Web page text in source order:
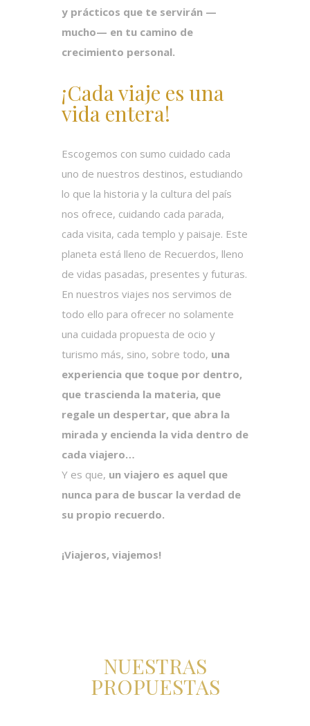
y prácticos que te servirán —
mucho— en tu camino de
crecimiento personal.
¡Cada viaje es una
vida entera!
Escogemos con sumo cuidado cada
uno de nuestros destinos, estudiando
lo que la historia y la cultura del país
nos ofrece, cuidando cada parada,
cada visita, cada templo y paisaje. Este
planeta está lleno de Recuerdos, lleno
de vidas pasadas, presentes y futuras.
En nuestros viajes nos servimos de
todo ello para ofrecer no solamente
una cuidada propuesta de ocio y
turismo más, sino, sobre todo, una
experiencia que toque por dentro,
que trascienda la materia, que
regale un despertar, que abra la
mirada y encienda la vida dentro de
cada viajero…
Y es que, un viajero es aquel que
nunca para de buscar la verdad de
su propio recuerdo.
¡Viajeros, viajemos!
NUESTRAS
PROPUESTAS